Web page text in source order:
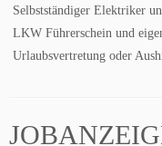
Selbstständiger Elektriker
LKW Führerschein und
Urlaubsvertretung oder